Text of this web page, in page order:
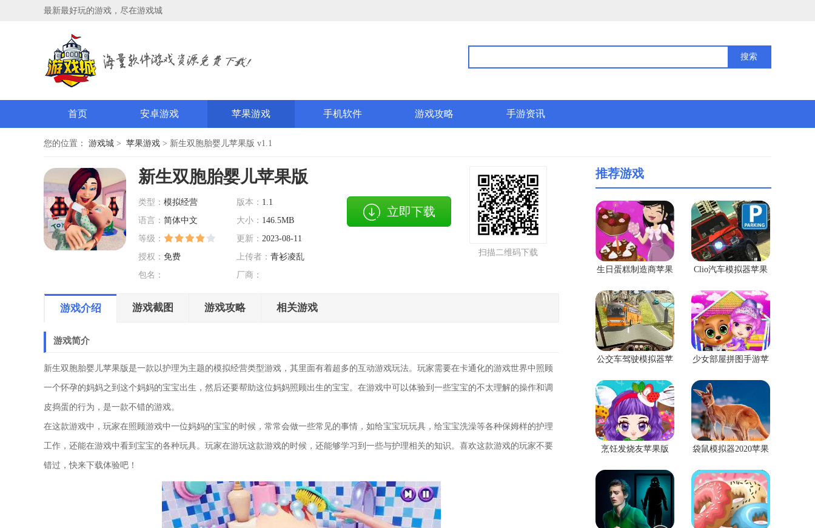
最新最好玩的游戏，尽在游戏城
首页 安卓游戏 苹果游戏 手机软件 游戏攻略 手游资讯
您的位置： 游戏城 > 苹果游戏 > 新生双胞胎婴儿苹果版 v1.1
新生双胞胎婴儿苹果版
类型： 模拟经营 版本： 1.1
语言： 简体中文 大小： 146.5MB
等级：
更新： 2023-08-11
授权： 免费 上传者： 青衫凌乱
包名：
厂商：
扫描二维码下载
立即下载
游戏介绍 游戏截图 游戏攻略 相关游戏
游戏简介
新生双胞胎婴儿苹果版是一款以护理为主题的模拟经营类型游戏，其里面有着超多的互动游戏玩法。玩家需要在卡通化的游戏世界中照顾
一个怀孕的妈妈之到这个妈妈的宝宝出生，然后还要帮助这位妈妈照顾出生的宝宝。在游戏中可以体验到一些宝宝的不太理解的操作和调
皮捣蛋的行为，是一款不错的游戏。
在这款游戏中，玩家在照顾游戏中一位妈妈的宝宝的时候，常常会做一些常见的事情，如给宝宝玩玩具，给宝宝洗澡等各种保姆样的护理
工作，还能在游戏中看到宝宝的各种玩具。玩家在游玩这款游戏的时候，还能够学习到一些与护理相关的知识。喜欢这款游戏的玩家不要
错过，快来下载体验吧！
推荐游戏
生日蛋糕制造商苹果
Clio汽车模拟器苹果
公交车驾驶模拟器苹
少女部屋拼图手游苹
烹饪发烧友苹果版
袋鼠模拟器2020苹果